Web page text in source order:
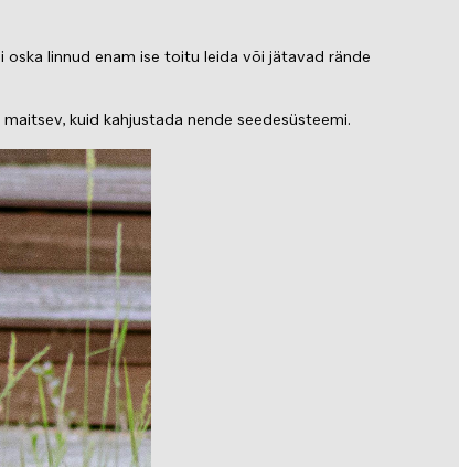
linnud enam ise toitu leida või jätavad rände
kuid kahjustada nende seedesüsteemi.